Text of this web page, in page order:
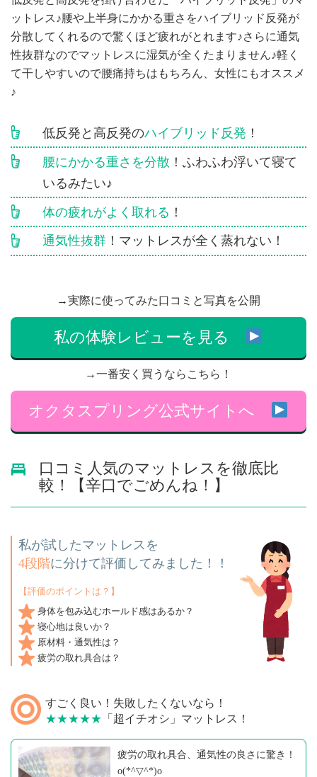
ットレス♪腰や上半身にかかる重さをハイブリッド反発が
分散してくれるので驚くほど疲れがとれます♪さらに通気
性抜群なのでマットレスに湿気が全くたまりません♪軽く
て干しやすいので腰痛持ちはもちろん、女性にもオススメ
♪
低反発と高反発のハイブリッド反発 ！
腰にかかる重さを分散 ！ふわふわ浮いて寝て
いるみたい♪
体の疲れがよく取れる ！
通気性抜群！マットレスが全く蒸れない！
→実際に使ってみた口コミと写真を公開
私の体験レビューを見る
→一番安く買うならこちら！
オクタスプリング公式サイトへ
口コミ人気のマットレスを徹底比
較！【辛口でごめんね！】
私が試したマットレスを
4段階に分けて評価してみました！！
【評価のポイントは？】
身体を包み込むホールド感はあるか？
寝心地は良いか？
原材料・通気性は？
疲労の取れ具合は？
すごく良い！失敗したくないなら！
★★★★★ 「超イチオシ」マットレス！
疲労の取れ具合、通気性の良さに驚き！
o(*^▽^*)o